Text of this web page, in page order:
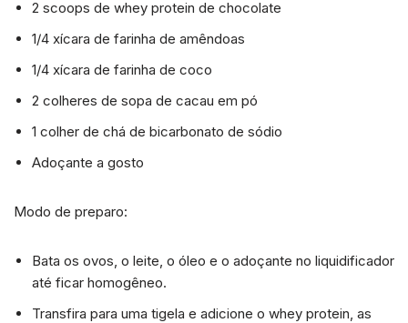
2 scoops de whey protein de chocolate
1/4 xícara de farinha de amêndoas
1/4 xícara de farinha de coco
2 colheres de sopa de cacau em pó
1 colher de chá de bicarbonato de sódio
Adoçante a gosto
Modo de preparo:
Bata os ovos, o leite, o óleo e o adoçante no liquidificador
até ficar homogêneo.
Transfira para uma tigela e adicione o whey protein, as